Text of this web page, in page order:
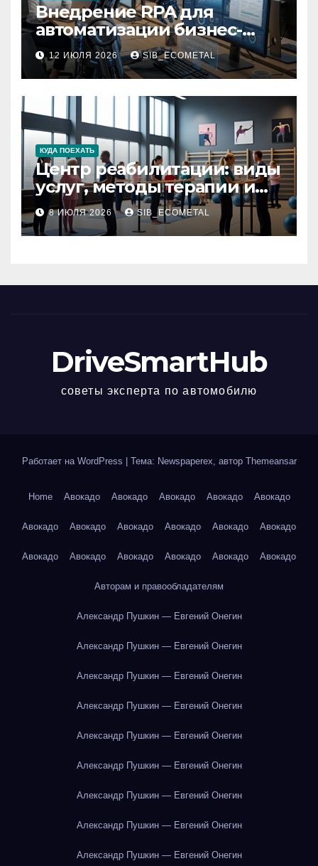
Внедрение RPA для
автоматизации бизнес-
процессов
12 ИЮЛЯ 2026 SIB_ECOMETAL
КУДА ПОЕХАТЬ
Центр реабилитации: виды
услуг, методы терапии и
критерии качества
8 ИЮЛЯ 2026 SIB_ECOMETAL
DriveSmartHub
советы эксперта по автомобилю
Работает на WordPress | Тема: Newspaperex, автор Themeansar
Home Авокадо Авокадо Авокадо Авокадо Авокадо
Авокадо Авокадо Авокадо Авокадо Авокадо Авокадо
Авокадо Авокадо Авокадо Авокадо Авокадо Авокадо
Авторам и правообладателям
Александр Пушкин — Евгений Онегин
Александр Пушкин — Евгений Онегин
Александр Пушкин — Евгений Онегин
Александр Пушкин — Евгений Онегин
Александр Пушкин — Евгений Онегин
Александр Пушкин — Евгений Онегин
Александр Пушкин — Евгений Онегин
Александр Пушкин — Евгений Онегин
Александр Пушкин — Евгений Онегин